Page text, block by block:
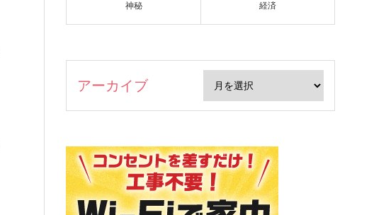
神秘 経済
アーカイブ